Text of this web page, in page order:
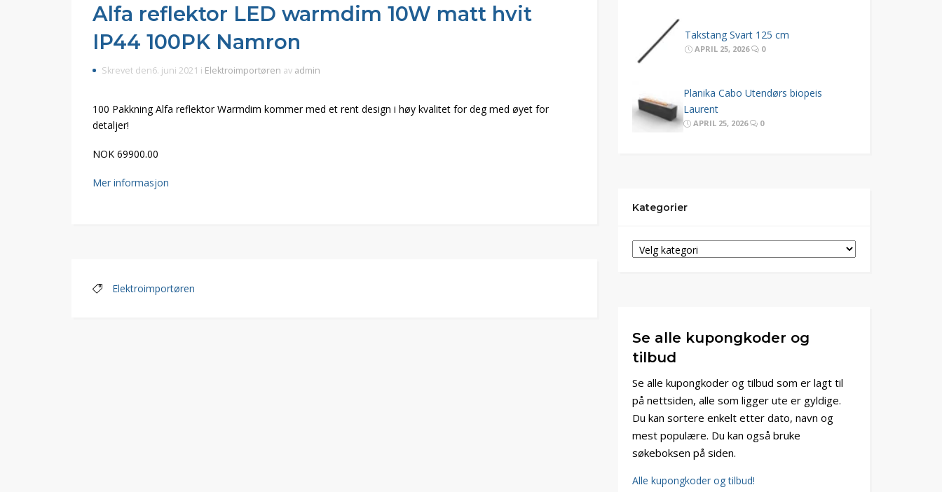
Alfa reflektor LED warmdim 10W matt hvit
IP44 100PK Namron
Skrevet den6. juni 2021 i Elektroimportøren av admin
100 Pakkning Alfa reflektor Warmdim kommer med et rent design i høy kvalitet for deg med øyet for
detaljer!
NOK 69900.00
Mer informasjon
Elektroimportøren
Takstang Svart 125 cm
APRIL 25, 2026 0
Planika Cabo Utendørs biopeis
Laurent
APRIL 25, 2026 0
Kategorier
Se alle kupongkoder og
tilbud
Se alle kupongkoder og tilbud som er lagt til
på nettsiden, alle som ligger ute er gyldige.
Du kan sortere enkelt etter dato, navn og
mest populære. Du kan også bruke
søkeboksen på siden.
Alle kupongkoder og tilbud!